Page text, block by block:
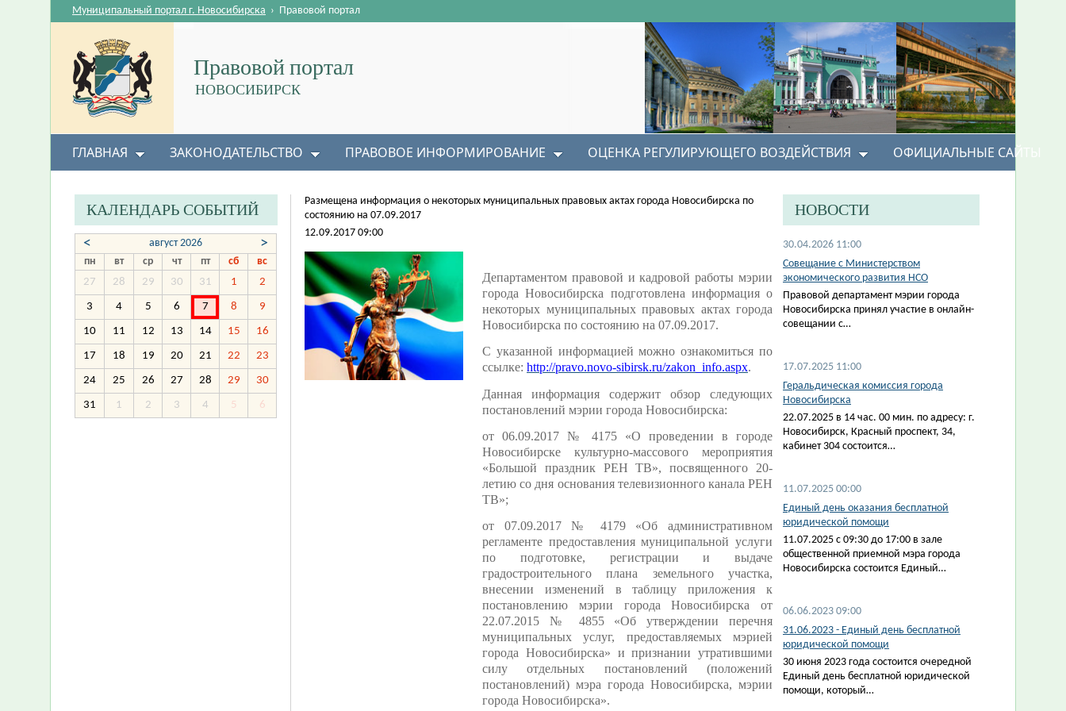
Правовой портал
НОВОСИБИРСК
Муниципальный портал г. Новосибирска › Правовой портал
ГЛАВНАЯ ЗАКОНОДАТЕЛЬСТВО ПРАВОВОЕ ИНФОРМИРОВАНИЕ ОЦЕНКА РЕГУЛИРУЮЩЕГО ВОЗДЕЙСТВИЯ ОФИЦИАЛЬНЫЕ САЙТЫ
Размещена информация о некоторых муниципальных правовых актах города Новосибирска по
состоянию на 07.09.2017
12.09.2017 09:00
Департаментом правовой и кадровой работы мэрии
города Новосибирска подготовлена информация о
некоторых муниципальных правовых актах города
Новосибирска по состоянию на 07.09.2017.
С указанной информацией можно ознакомиться по
ссылке: http://pravo.novo-sibirsk.ru/zakon_info.aspx.
Данная информация содержит обзор следующих
постановлений мэрии города Новосибирска:
от 06.09.2017 № 4175 «О проведении в городе
Новосибирске культурно-массового мероприятия
«Большой праздник РЕН ТВ», посвященного 20-
летию со дня основания телевизионного канала РЕН
ТВ»;
от 07.09.2017 № 4179 «Об административном
регламенте предоставления муниципальной услуги
по подготовке, регистрации и выдаче
градостроительного плана земельного участка,
внесении изменений в таблицу приложения к
постановлению мэрии города Новосибирска от
22.07.2015 № 4855 «Об утверждении перечня
муниципальных услуг, предоставляемых мэрией
города Новосибирска» и признании утратившими
силу отдельных постановлений (положений
постановлений) мэра города Новосибирска, мэрии
города Новосибирска».
НОВОСТИ
30.04.2026 11:00
Совещание с Министерством
экономического развития НСО
Правовой департамент мэрии города
Новосибирска принял участие в онлайн-
совещании с…
17.07.2025 11:00
Геральдическая комиссия города
Новосибирска
22.07.2025 в 14 час. 00 мин. по адресу: г.
Новосибирск, Красный проспект, 34,
кабинет 304 состоится…
11.07.2025 00:00
Единый день оказания бесплатной
юридической помощи
11.07.2025 с 09:30 до 17:00 в зале
общественной приемной мэра города
Новосибирска состоится Единый…
06.06.2023 09:00
31.06.2023 - Единый день бесплатной
юридической помощи
30 июня 2023 года состоится очередной
Единый день бесплатной юридической
помощи, который…
КАЛЕНДАРЬ СОБЫТИЙ
< август 2026 >
пн вт ср чт пт сб
вс
27
28 29 30 31 1 2
3 4 5 6 7 8 9
10 11 12 13 14 15 16
17 18 19 20 21 22 23
24 25 26 27 28 29 30
31 1 2 3 4 5 6